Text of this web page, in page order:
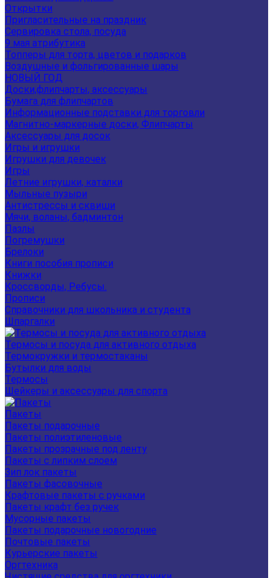
Открытки
Пригласительные на праздник
Сервировка стола, посуда
9 мая атрибутика
Топперы для торта, цветов и подарков
Воздушные и фольгированные шары
НОВЫЙ ГОД
Доски,флипчарты, аксессуары
Бумага для флипчартов
Информационные подставки для торговли
Магнитно-маркерные доски, Флипчарты
Аксессуары для досок
Игры и игрушки
Игрушки для девочек
Игры
Летние игрушки, каталки
Мыльные пузыри
Антистрессы и сквиши
Мячи, воланы, бадминтон
Пазлы
Погремушки
Брелоки
Книги пособия прописи
Книжки
Кроссворды, Ребусы.
Прописи
Справочники для школьника и студента
Шпаргалки
Термосы и посуда для активного отдыха
Термокружки и термостаканы
Бутылки для воды
Термосы
Шейкеры и аксессуары для спорта
Пакеты
Пакеты подарочные
Пакеты полиэтиленовые
Пакеты прозрачные под ленту
Пакеты с липким слоем
Зип лок пакеты
Пакеты фасовочные
Крафтовые пакеты с ручками
Пакеты крафт без ручек
Мусорные пакеты
Пакеты подарочные новогодние
Почтовые пакеты
Курьерские пакеты
Оргтехника